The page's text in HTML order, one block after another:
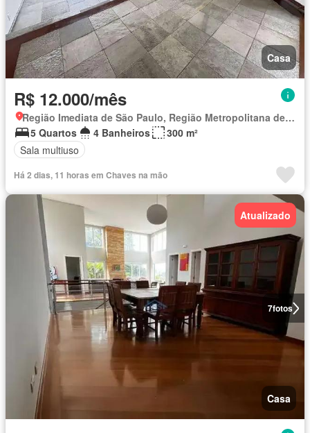
Casa
R$ 12.000/mês
Região Imediata de São Paulo, Região Metropolitana de São Paulo
5 Quartos
4 Banheiros
300 m²
Sala multiuso
Há 2 dias, 11 horas em Chaves na mão
7fotos
Atualizado
Casa